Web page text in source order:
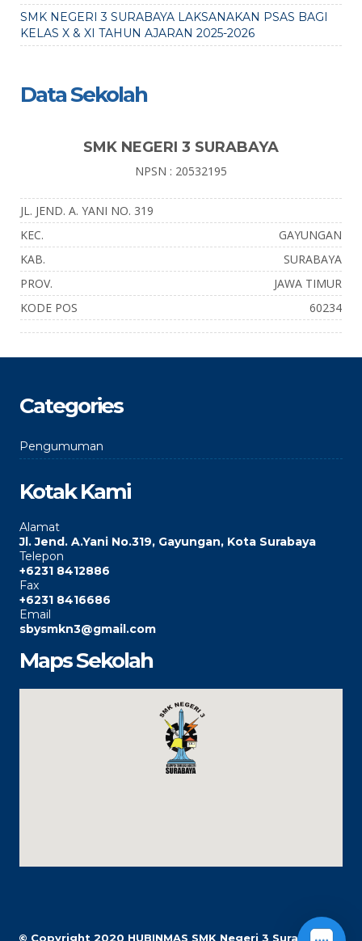
SMK NEGERI 3 SURABAYA LAKSANAKAN PSAS BAGI
KELAS X & XI TAHUN AJARAN 2025-2026
Data Sekolah
SMK NEGERI 3 SURABAYA
NPSN : 20532195
JL. JEND. A. YANI NO. 319
KEC.
GAYUNGAN
KAB.
SURABAYA
PROV.
JAWA TIMUR
KODE POS
60234
Categories
Pengumuman
Kotak Kami
Alamat
Jl. Jend. A.Yani No.319, Gayungan, Kota Surabaya
Telepon
+6231 8412886
Fax
+6231 8416686
Email
sbysmkn3@gmail.com
Maps Sekolah
© Copyright 2020 HUBINMAS SMK Negeri 3 Surabaya |